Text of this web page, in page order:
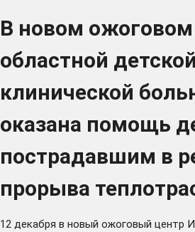
В новом
областной детской
клинической
оказана помощь
пострадавшим в
прорыва
12 декабря в новый ожоговый центр